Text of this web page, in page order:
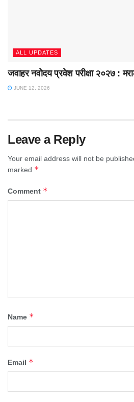
ALL UPDATES
जवाहर नवोदय प्रवेश परीक्षा २०२७ :
JUNE 12, 2026
Leave a Reply
Your email address will not be
marked *
Comment *
Name *
Email *